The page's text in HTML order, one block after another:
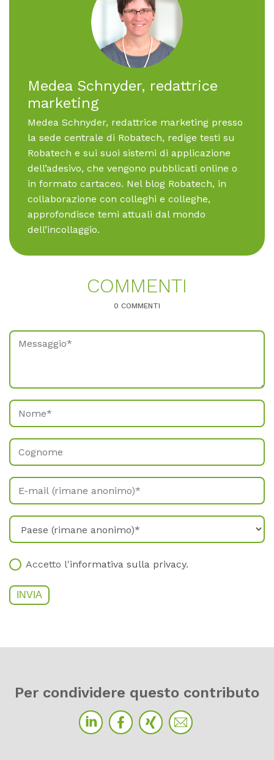
Me­dea Schny­der, re­dattri­ce
mar­ke­ting
Medea Schnyder, redattrice marketing presso
la sede centrale di Robatech, redige testi su
Robatech e sui suoi sistemi di applicazione
dell’adesivo, che vengono pubblicati online o
in formato cartaceo. Nel blog Robatech, in
collaborazione con colleghi e colleghe,
approfondisce temi attuali dal mondo
dell’incollaggio.
COM­MEN­TI
0 COMMENTI
Accetto l'informativa sulla privacy.
Per con­di­vi­de­re ques­to cont­ri­bu­to